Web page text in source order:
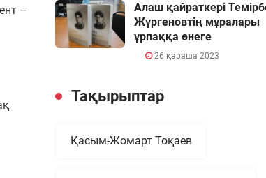
–
Алаш қайраткері
Жүргеновтің мұралары
ұрпаққа өнеге
26 қараша 2023
Тақырыптар
Қасым-Жомарт Тоқаев